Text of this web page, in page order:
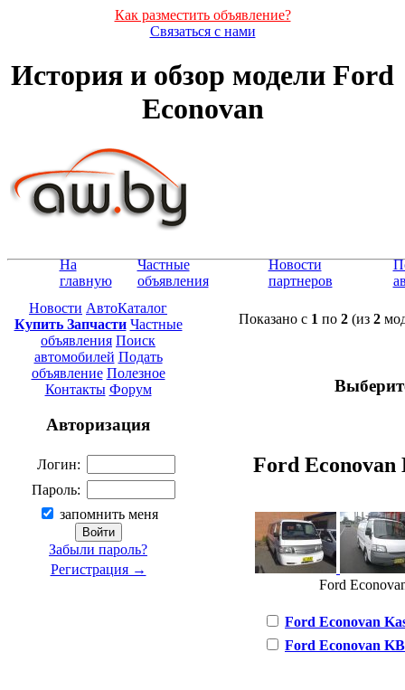
Как разместить объявление?
Связаться с нами
История и обзор модели Ford
Econovan
На
главную
Частные
объявления
Новости
партнеров
Новости АвтоКаталог
Купить Запчасти Частные
объявления Поиск
автомобилей Подать
объявление Полезное
Контакты Форум
Авторизация
Логин:
Пароль:
запомнить меня
Забыли пароль?
Регистрация →
Показано с 1 по 2(из 2
Ford Econovan
Ford
Ford Econovan
Ford Econovan